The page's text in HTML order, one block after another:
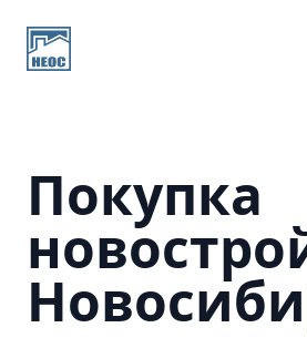
Home page
Покупка